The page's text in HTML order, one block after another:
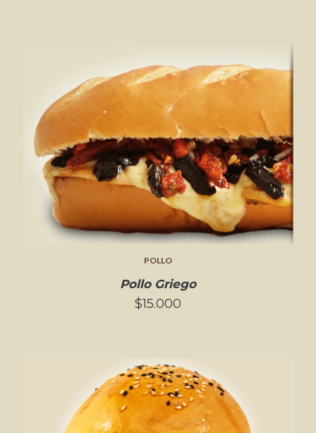
POLLO
Pollo Griego
$15.000